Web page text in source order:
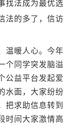
找法成为最优选
法的多了，信访
温暖人心。今年
个同学突发脑溢
公益平台发起爱
水面，大家纷纷
把求助信息转到
时间大家激情高